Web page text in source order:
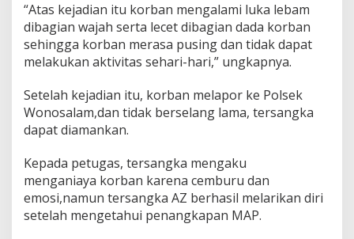
“Atas kejadian itu korban mengalami luka lebam
dibagian wajah serta lecet dibagian dada korban
sehingga korban merasa pusing dan tidak dapat
melakukan aktivitas sehari-hari,” ungkapnya.
Setelah kejadian itu, korban melapor ke Polsek
Wonosalam,dan tidak berselang lama, tersangka
dapat diamankan.
Kepada petugas, tersangka mengaku
menganiaya korban karena cemburu dan
emosi,namun tersangka AZ berhasil melarikan diri
setelah mengetahui penangkapan MAP.